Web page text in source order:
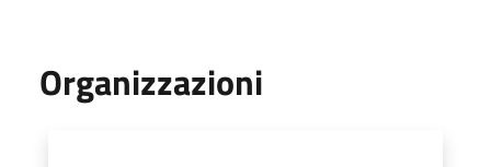
Organizzazioni